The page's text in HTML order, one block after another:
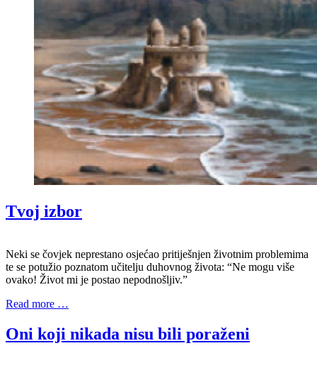
Tvoj izbor
Neki se čovjek neprestano osjećao pritiješnjen životnim problemima
te se potužio poznatom učitelju duhovnog života: “Ne mogu više
ovako! Život mi je postao nepodnošljiv.”
Read more …
Oni koji nikada nisu bili poraženi